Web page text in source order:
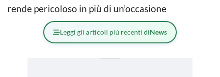
rende pericoloso in più di un’occasione
Leggi gli articoli più recenti diNews